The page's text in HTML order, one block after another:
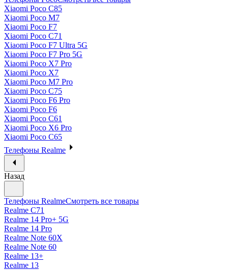
Xiaomi Poco C85
Xiaomi Poco M7
Xiaomi Poco F7
Xiaomi Poco C71
Xiaomi Poco F7 Ultra 5G
Xiaomi Poco F7 Pro 5G
Xiaomi Poco X7 Pro
Xiaomi Poco X7
Xiaomi Poco M7 Pro
Xiaomi Poco C75
Xiaomi Poco F6 Pro
Xiaomi Poco F6
Xiaomi Poco C61
Xiaomi Poco X6 Pro
Xiaomi Poco C65
Телефоны Realme
Назад
Телефоны RealmeСмотреть все товары
Realme C71
Realme 14 Pro+ 5G
Realme 14 Pro
Realme Note 60X
Realme Note 60
Realme 13+
Realme 13